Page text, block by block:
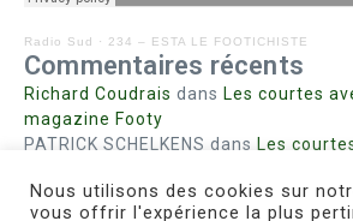
Radio Sud · 234 – ESTA LE FOOTICHISTE
Commentaires récents
Richard Coudrais dans Les courtes
magazine Footy
PATRICK SCHELKENS dans Les
Bohn fabiennedans Intrigues
Nous utilisons des cookies sur
vous offrir l'expérience la plus